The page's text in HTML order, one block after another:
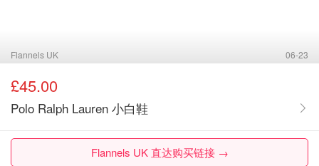
Flannels UK 06-23
£45.00
Polo Ralph Lauren 小白鞋
Flannels UK 直达购买链接 →